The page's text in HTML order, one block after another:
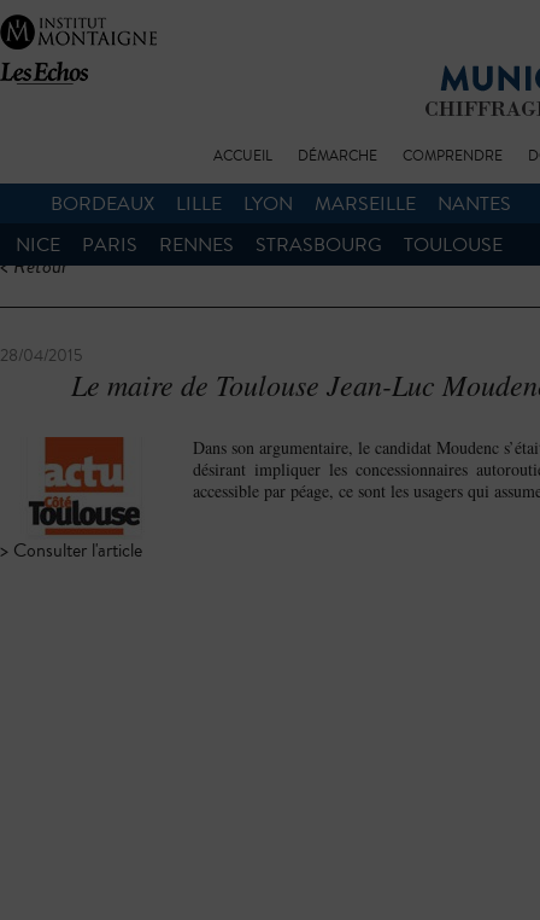
ACCUEIL DÉMARCHE COMPRENDRE
BORDEAUX LILLE LYON MARSEILLE
NANTES
NICE
PARIS RENNES STRASBOURG TOULOUSE
< Retour
28/04/2015
Le maire de Toulouse Jean-Luc
Dans son argumentaire, le candidat Moudenc
désirant impliquer les concessionnaires
accessible par péage, ce sont les usagers qui
> Consulter l'article